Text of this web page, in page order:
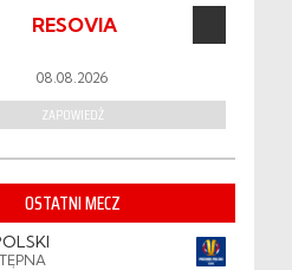
RESOVIA
08.08.2026
ZAPOWIEDŹ
OSTATNI MECZ